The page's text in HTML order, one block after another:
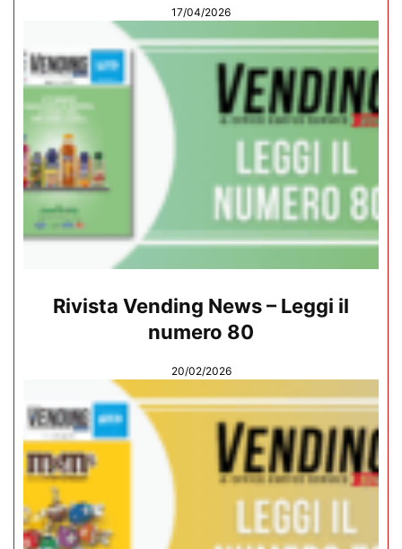
17/04/2026
Rivista Vending News – Leggi il
numero 80
20/02/2026